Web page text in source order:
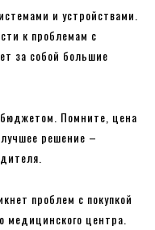
и устройствами.
к проблемам с
за собой большие
Помните, цена
решение –
проблем с покупкой
медицинского центра.